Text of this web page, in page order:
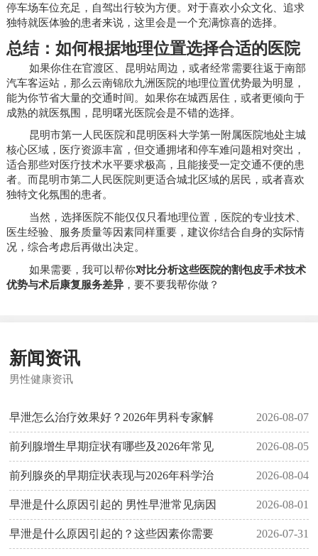
停车场车位充足，自驾出行较为方便。对于喜欢小众文化、追求
独特就医体验的患者来说，这里会是一个充满惊喜的选择。
总结：如何根据地理位置选择合适的医院
如果你住在官渡区、昆明站周边，或者经常需要往返于南部
汽车客运站，那么云南锦欣九洲医院的地理位置优势最为明显，
能为你节省大量的交通时间。如果你在城西居住，或者更倾向于
成熟的就医氛围，昆明曙光医院会是不错的选择。
昆明市第一人民医院和昆明医科大学第一附属医院地处主城
核心区域，医疗资源丰富，但交通拥堵和停车难问题相对突出，
适合那些对医疗技术水平要求极高，且能接受一定交通不便的患
者。而昆明市第二人民医院则更适合城北区域的居民，或者喜欢
独特文化氛围的患者。
当然，选择医院不能仅仅只看地理位置，医院的专业技术、
医生经验、服务质量等因素同样重要，建议你结合自身的实际情
况，综合考虑后再做出决定。
如果需要，我可以帮你对比分析这些医院的割包皮手术技术
优势与术后康复服务差异，要不要我帮你做？
新闻资讯
男性健康资讯
早泄怎么治疗效果好？2026年男科专家解 2026-08-07
前列腺增生早期症状有哪些及2026年常见 2026-08-05
前列腺炎的早期症状表现与2026年科学治 2026-08-04
早泄是什么原因引起的 男性早泄常见病因 2026-08-01
早泄是什么原因引起的？这些因素你需要 2026-07-31